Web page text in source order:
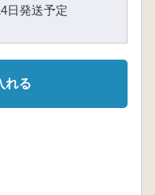
日発送予定
れる